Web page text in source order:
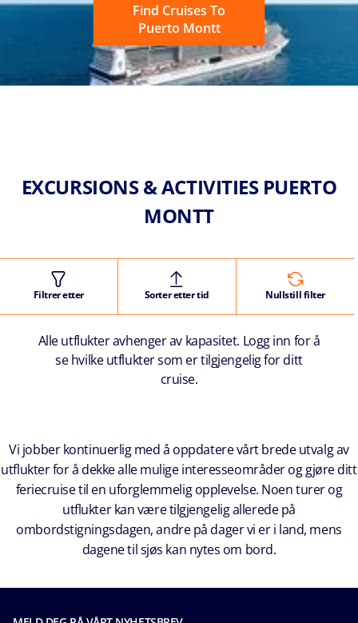
Find Cruises To
Puerto Montt
EXCURSIONS & ACTIVITIES PUERTO
MONTT
Filtrer etter Sorter etter tid Nullstill filter
Alle utflukter avhenger av kapasitet. Logg inn for å
se hvilke utflukter som er tilgjengelig for ditt
cruise.
Vi jobber kontinuerlig med å oppdatere vårt brede utvalg av
utflukter for å dekke alle mulige interesseområder og gjøre ditt
feriecruise til en uforglemmelig opplevelse. Noen turer og
utflukter kan være tilgjengelig allerede på
ombordstigningsdagen, andre på dager vi er i land, mens
dagene til sjøs kan nytes om bord.